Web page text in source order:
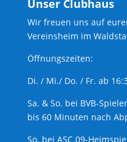
Unser Clubhaus
Wir freuen uns auf
Vereinsheim im
Öffnungszeiten:
Di. / Mi./ Do. / Fr. ab
Sa. & So. bei BVB-
bis 60 Minuten nach
So. bei ASC 09-